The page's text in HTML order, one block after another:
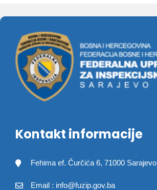
Kontakt informacije
Fehima ef. Čurčića 6, 71000 Sarajevo
Email : info@fuzip.gov.ba